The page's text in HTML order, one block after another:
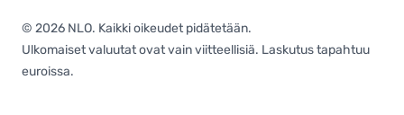
© 2026 NLO. Kaikki oikeudet pidätetään.
Ulkomaiset valuutat ovat vain viitteellisiä. Laskutus tapahtuu
euroissa.